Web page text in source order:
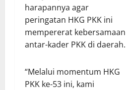
harapannya agar
peringatan HKG PKK ini
mempererat kebersamaan
antar-kader PKK di daerah.
“Melalui momentum HKG
PKK ke-53 ini, kami